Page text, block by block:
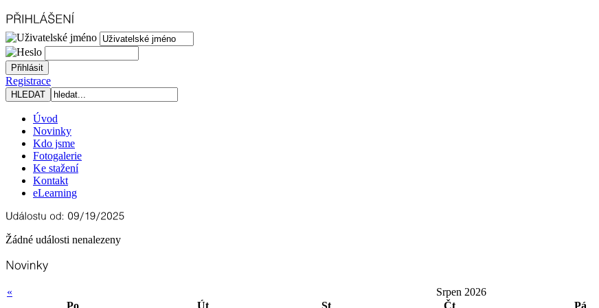
Registrace
Úvod
Novinky
Kdo jsme
Fotogalerie
Ke stažení
Kontakt
eLearning
Žádné události nenalezeny
« Srpen 2026